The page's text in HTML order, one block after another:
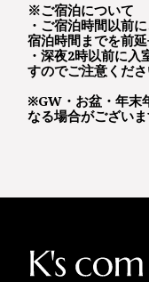
※ご宿泊について
・ご宿泊時間以前
宿泊時間までを前
・深夜2時以前に
すのでご注意くださ
※GW・お盆・年末
なる場合がございま